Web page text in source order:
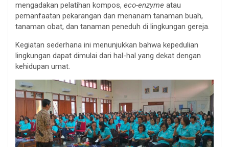
mengadakan pelatihan kompos, eco-enzyme atau
pemanfaatan pekarangan dan menanam tanaman buah,
tanaman obat, dan tanaman peneduh di lingkungan gereja.
Kegiatan sederhana ini menunjukkan bahwa kepedulian
lingkungan dapat dimulai dari hal-hal yang dekat dengan
kehidupan umat.